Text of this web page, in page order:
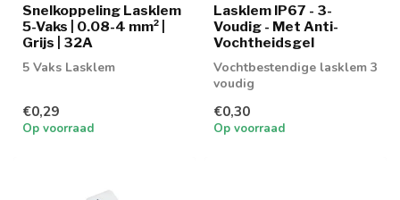
Snelkoppeling Lasklem
5-Vaks | 0.08-4 mm² |
Grijs | 32A
5 Vaks Lasklem
€0,29
Op voorraad
Lasklem IP67 - 3-
Voudig - Met Anti-
Vochtheidsgel
Vochtbestendige lasklem 3
voudig
€0,30
Op voorraad